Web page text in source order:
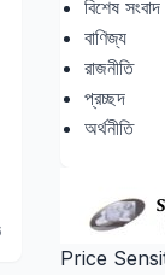
বিশেষ সংবাদ
বাণিজ্য
রাজনীতি
প্রচ্ছদ
অর্থনীতি
Price